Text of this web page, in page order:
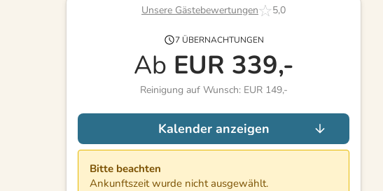
Unsere Gästebewertungen 5,0
7 ÜBERNACHTUNGEN
Ab EUR 339,-
Reinigung auf Wunsch: EUR 149,-
Kalender anzeigen
Bitte beachten
Ankunftszeit wurde nicht ausgewählt.